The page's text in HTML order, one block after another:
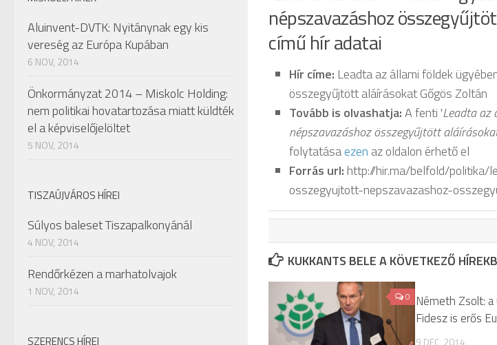
népszavazáshoz
című hír adatai
Hír címe: Leadta az állami földek
összegyűjtött aláírásokat Gőgös Zoltán
Tovább is olvashatja:A fenti 'Leadta az
népszavazáshoz összegyűjtött
folytatásaezen az oldalon érhető el
Forrás url: http://hir.ma/belfold/
osszegyujtott-nepszavazashoz-
KUKKANTS BELE A KÖVETKEZŐ
0 Németh Zsolt: a
Fidesz is erős
9 DEC, 2014
Aluinvent-DVTK: Nyitánynak egy kis
vereség az Európa Kupában
6 NOV, 2014
Önkormányzat 2014 – Miskolc Holding:
nem politikai hovatartozása miatt küldték
el a képviselőjelöltet
5 NOV, 2014
TISZAÚJVÁROS HÍREI
Súlyos baleset Tiszapalkonyánál
4 NOV, 2014
Rendőrkézen a marhatolvajok
1 NOV, 2014
SZERENCS HÍREI